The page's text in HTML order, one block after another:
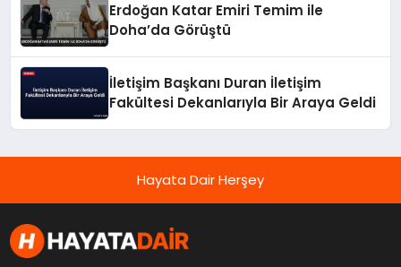
Erdoğan Katar Emiri Temim ile
Doha’da Görüştü
İletişim Başkanı Duran İletişim
Fakültesi Dekanlarıyla Bir Araya Geldi
Hayata Dair Herşey